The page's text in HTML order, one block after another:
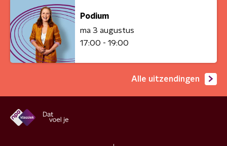
Podium
ma 3 augustus
17:00 - 19:00
Alle uitzendingen